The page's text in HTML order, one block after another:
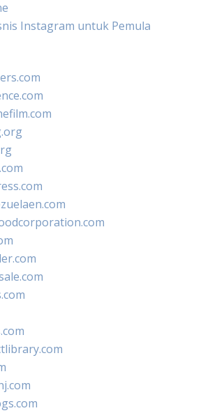
Instagram untuk Pemula